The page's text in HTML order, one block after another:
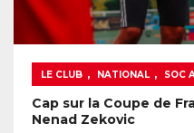
LE CLUB , NATIONAL , SOC
Cap sur la Coupe de
Nenad Zekovic